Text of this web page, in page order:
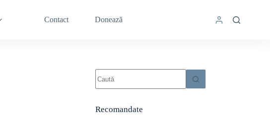
Contact Donează
rezultat
Recomandate